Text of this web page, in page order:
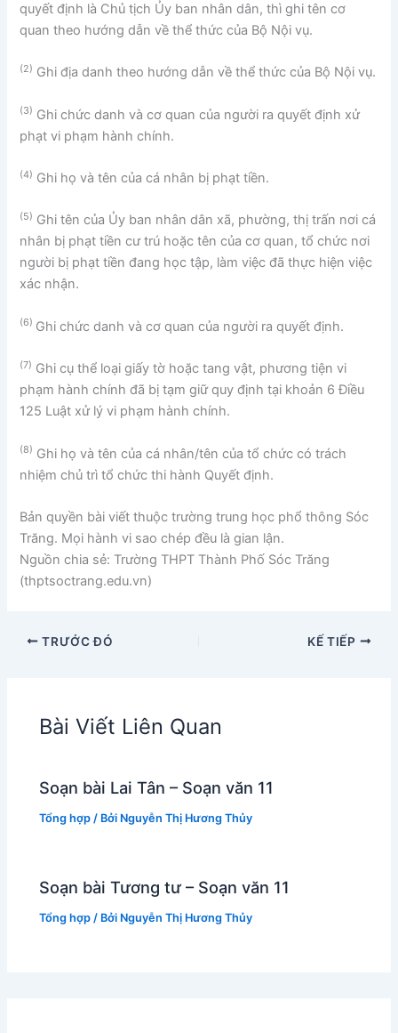
quyết định là Chủ tịch Ủy ban nhân dân, thì ghi tên cơ
quan theo hướng dẫn về thể thức của Bộ Nội vụ.
(2) Ghi địa danh theo hướng dẫn về thể thức của Bộ Nội vụ.
(3) Ghi chức danh và cơ quan của người ra quyết định xử
phạt vi phạm hành chính.
(4) Ghi họ và tên của cá nhân bị phạt tiền.
(5) Ghi tên của Ủy ban nhân dân xã, phường, thị trấn nơi cá
nhân bị phạt tiền cư trú hoặc tên của cơ quan, tổ chức nơi
người bị phạt tiền đang học tập, làm việc đã thực hiện việc
xác nhận.
(6) Ghi chức danh và cơ quan của người ra quyết định.
(7) Ghi cụ thể loại giấy tờ hoặc tang vật, phương tiện vi
phạm hành chính đã bị tạm giữ quy định tại khoản 6 Điều
125 Luật xử lý vi phạm hành chính.
(8) Ghi họ và tên của cá nhân/tên của tổ chức có trách
nhiệm chủ trì tổ chức thi hành Quyết định.
Bản quyền bài viết thuộc trường trung học phổ thông Sóc
Trăng. Mọi hành vi sao chép đều là gian lận.
Nguồn chia sẻ: Trường THPT Thành Phố Sóc Trăng
(thptsoctrang.edu.vn)
TRƯỚC ĐÓ KẾ TIẾP
Bài Viết Liên Quan
Soạn bài Lai Tân – Soạn văn 11
Tổng hợp / Bởi Nguyễn Thị Hương Thủy
Soạn bài Tương tư – Soạn văn 11
Tổng hợp / Bởi Nguyễn Thị Hương Thủy